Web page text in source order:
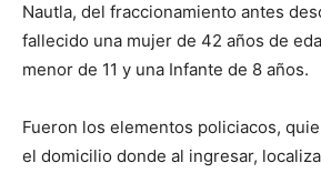
Nautla, del fraccionamiento antes
fallecido una mujer de 42 años de
menor de 11 y una Infante de 8 años.
Fueron los elementos policiacos,
el domicilio donde al ingresar,